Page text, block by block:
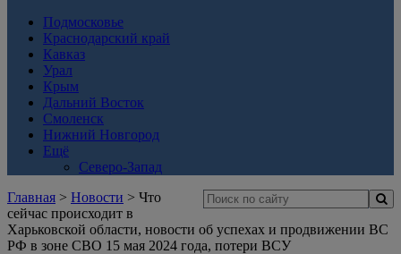
Подмосковье
Краснодарский край
Кавказ
Урал
Крым
Дальний Восток
Смоленск
Нижний Новгород
Ещё
Северо-Запад
Главная > Новости > Что
сейчас происходит в
Харьковской области, новости об успехах и продвижении ВС
РФ в зоне СВО 15 мая 2024 года, потери ВСУ